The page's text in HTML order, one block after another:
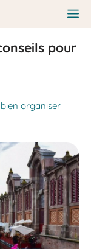
pour
organiser